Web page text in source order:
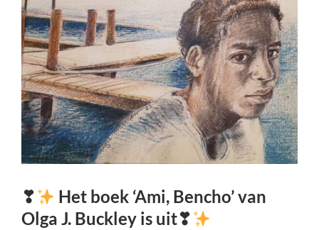
❣
Het boek ‘Ami, Bencho’ van
Olga J. Buckley is uit❣